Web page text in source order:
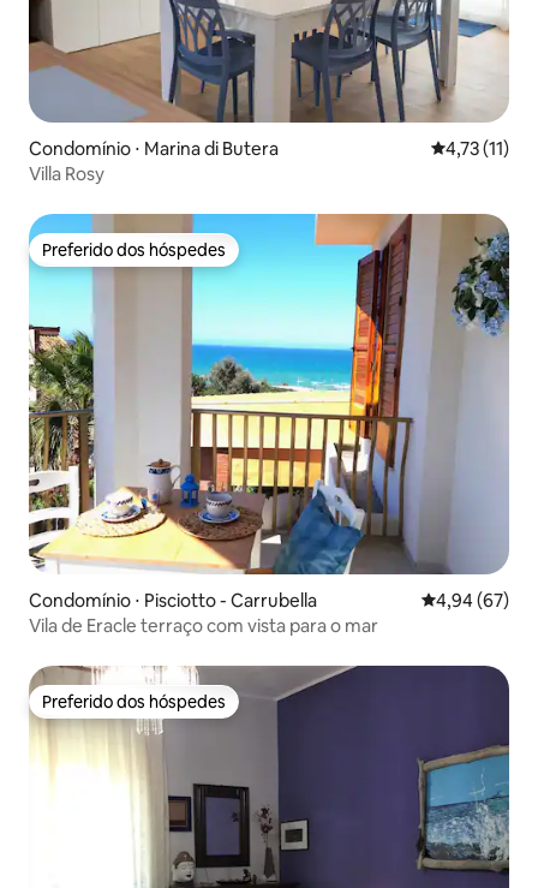
Condomínio ⋅ Marina di Butera 4,73 de uma
4,73 (11)
Villa Rosy
Preferido dos hóspedes
Preferido dos hóspedes
Condomínio ⋅ Pisciotto - Carrubella 4,94 de uma
4,94 (67)
Vila de Eracle terraço com vista para o mar
Preferido dos hóspedes
Preferido dos hóspedes